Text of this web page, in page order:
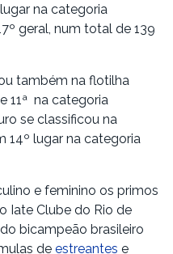
na categoria
geral, num total de 139
também na flotilha
11ª na categoria
se classificou na
14º lugar na categoria
e feminino os primos
Iate Clube do Rio de
bicampeão brasileiro
de estreantes e